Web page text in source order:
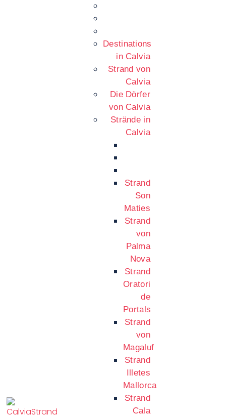
Destinations
in Calvia
Strand von
Calvia
Die Dörfer
von Calvia
Strände in
Calvia
Strand
Son
Maties
Strand
von
Palma
Nova
Strand
Oratori
de
Portals
Strand
von
Magaluf
Strand
Illetes
Mallorca
Strand
Cala